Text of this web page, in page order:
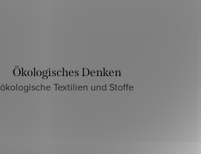
Ökologisches Denken
ökologische Textilien und Stoffe